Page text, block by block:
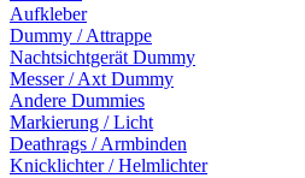
Aufkleber
Dummy / Attrappe
Nachtsichtgerät Dummy
Messer / Axt Dummy
Andere Dummies
Markierung / Licht
Deathrags / Armbinden
Knicklichter / Helmlichter